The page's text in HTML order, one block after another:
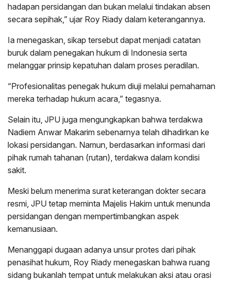
hadapan persidangan dan bukan melalui tindakan absen
secara sepihak,” ujar Roy Riady dalam keterangannya.
Ia menegaskan, sikap tersebut dapat menjadi catatan
buruk dalam penegakan hukum di Indonesia serta
melanggar prinsip kepatuhan dalam proses peradilan.
“Profesionalitas penegak hukum diuji melalui pemahaman
mereka terhadap hukum acara,” tegasnya.
Selain itu, JPU juga mengungkapkan bahwa terdakwa
Nadiem Anwar Makarim sebenarnya telah dihadirkan ke
lokasi persidangan. Namun, berdasarkan informasi dari
pihak rumah tahanan (rutan), terdakwa dalam kondisi
sakit.
Meski belum menerima surat keterangan dokter secara
resmi, JPU tetap meminta Majelis Hakim untuk menunda
persidangan dengan mempertimbangkan aspek
kemanusiaan.
Menanggapi dugaan adanya unsur protes dari pihak
penasihat hukum, Roy Riady menegaskan bahwa ruang
sidang bukanlah tempat untuk melakukan aksi atau orasi